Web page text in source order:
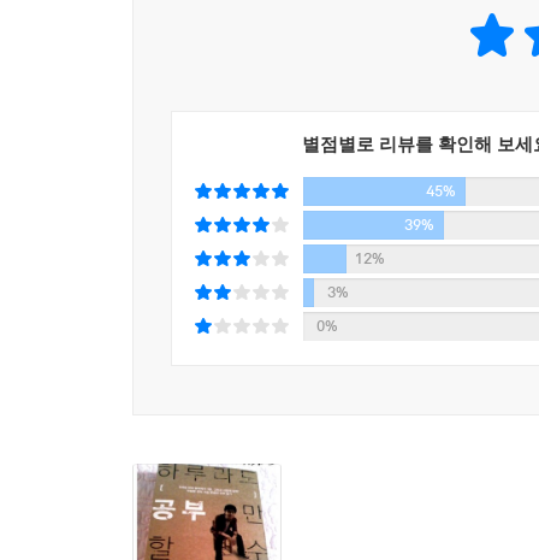
그런데 습관이란 이리도 무서운 걸까? 갑자기 수
우습고도 이상한 일이다. 존경하는 장승수 선배
문제는 나중에도 풀 수 있잖아?’
‘아니야, 1분 1초도 아끼지 말고 머릿속을 공부
다는 이 문제를 푸는 게 옳아.’
결국 나는 문제 푸는 것을 선택했다. 내가 장승수
--- ‘그 분이 오셨다’ 중에서
“살면서 가장 중요한 것은 봉사란다.”
“그래. 뭘 하든 네가 하고 싶은 걸 해야겠지. 그런
나는 살짝 기분이 나빠졌다. 갑자기 내가 나 혼자
을 하지 않고 계속 TV만 바라봤다. 외할머니의 시
친구와의 만남, 아무도 관심 갖지 않는 전학생을
재미있고 감동적인 에피소드들이 책 속 가득 들어
필사적인 이유를 가지고 있는 학생만이 원하는
구체적인 과정, 빠른 성적 향상의 비결, 진로에
일부 독자들은 이 책의 저자가 자신과 비슷한 환
그리고 저자가 그 환경에 맞서면서 무엇을 잃게
저자는 그 환경에 순응하기를 거부하고 꿈에 대
느끼지 못했다고 말하는데, 그건 누군가의 희
청년이다. 그의 삶은 오늘날의 청소년들에게 귀
별점별로 리뷰를 확인해 보세
45%
39%
12%
3%
0%